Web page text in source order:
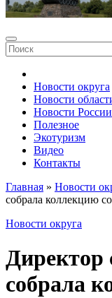
Новости округа
Новости
Новости России
Полезное
Экотуризм
Видео
Контакты
Главная » Новости
собрала коллекцию
Новости округа
собрала